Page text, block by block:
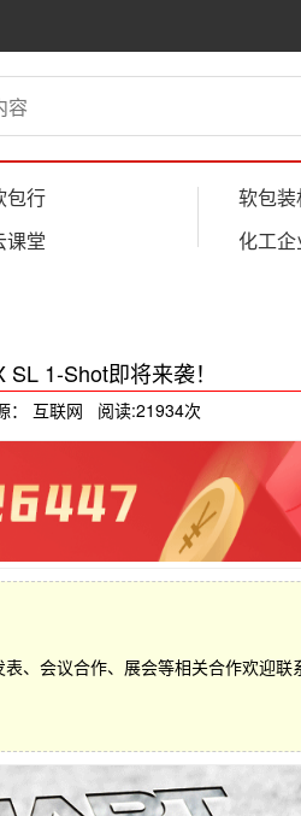
包行
课堂
软包
化工企
1-Shot即将来袭！
： 互联网 阅读:21934次
、会议合作、展会等相关合作欢迎联